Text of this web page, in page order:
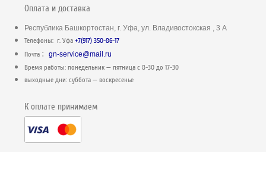
Оплата и доставка
Республика Башкортостан, г. Уфа, ул. Владивостокская , 3 А
Телефоны: г. Уфа+7(917) 350-86-17
Почта :gn-service@mail.ru
Время работы: понедельник — пятница c 8-30 до 17-30
выходные дни: суббота — воскресенье
К оплате принимаем